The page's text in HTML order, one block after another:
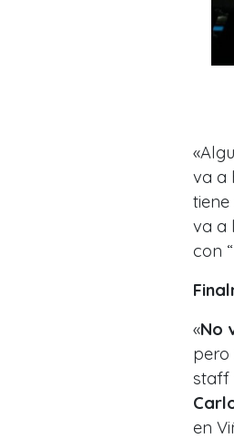
«
va a
va a
con
«No
pero
staff
en